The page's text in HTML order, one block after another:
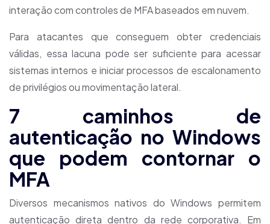
interação com controles de MFA baseados em nuvem.
Para atacantes que conseguem obter credenciais
válidas, essa lacuna pode ser suficiente para acessar
sistemas internos e iniciar processos de escalonamento
de privilégios ou movimentação lateral.
7 caminhos de
autenticação no Windows
que podem contornar o
MFA
Diversos mecanismos nativos do Windows permitem
autenticação direta dentro da rede corporativa. Em